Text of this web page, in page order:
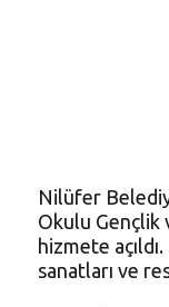
Nilüfer
Okulu Gençlik
hizmete
sanatları ve